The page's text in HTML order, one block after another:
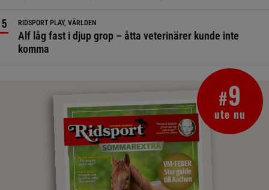
RIDSPORT PLAY, VÄRLDEN
Alf låg fast i djup grop – åtta veterinärer kunde inte
komma
#9
ute nu